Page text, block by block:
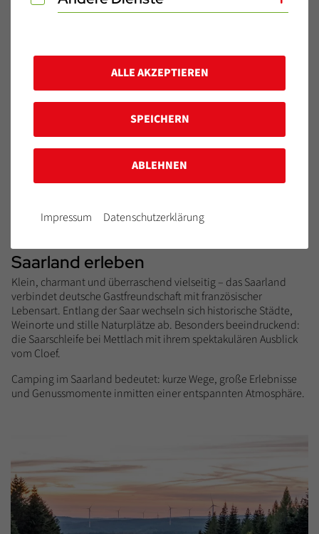
Saarland erleben
Klein, charmant und überraschend vielseitig – das Saarland
verbindet deutsche Gastfreundschaft mit französischer
Lebensart. Entlang der Saar wechseln sich historische Städte,
Weinorte und stille Naturplätze ab. Besonders beeindruckend:
die Saarschleife bei Mettlach mit ihrem spektakulären Ausblick
vom Cloef.
Camping im Saarland bedeutet: kurze Wege, große Erlebnisse
und Genussmomente inmitten einer entspannten Atmosphäre.
ALLE AKZEPTIEREN
SPEICHERN
ABLEHNEN
Impressum Datenschutzerklärung